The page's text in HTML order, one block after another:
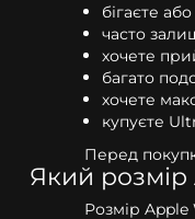
бігаєте
часто
хочете
багато
хочете
купуєте
Перед
Який
Розмір